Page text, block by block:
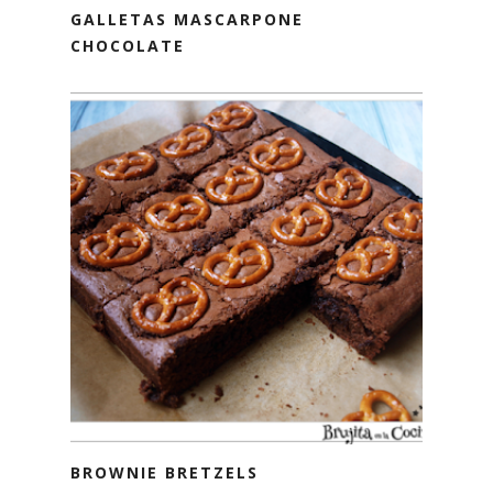
GALLETAS MASCARPONE
CHOCOLATE
BROWNIE BRETZELS